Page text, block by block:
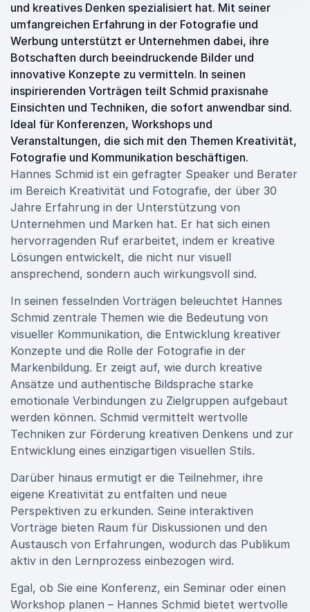
und kreatives Denken spezialisiert hat. Mit seiner
umfangreichen Erfahrung in der Fotografie und
Werbung unterstützt er Unternehmen dabei, ihre
Botschaften durch beeindruckende Bilder und
innovative Konzepte zu vermitteln. In seinen
inspirierenden Vorträgen teilt Schmid praxisnahe
Einsichten und Techniken, die sofort anwendbar sind.
Ideal für Konferenzen, Workshops und
Veranstaltungen, die sich mit den Themen Kreativität,
Fotografie und Kommunikation beschäftigen.
Hannes Schmid ist ein gefragter Speaker und Berater
im Bereich Kreativität und Fotografie, der über 30
Jahre Erfahrung in der Unterstützung von
Unternehmen und Marken hat. Er hat sich einen
hervorragenden Ruf erarbeitet, indem er kreative
Lösungen entwickelt, die nicht nur visuell
ansprechend, sondern auch wirkungsvoll sind.
In seinen fesselnden Vorträgen beleuchtet Hannes
Schmid zentrale Themen wie die Bedeutung von
visueller Kommunikation, die Entwicklung kreativer
Konzepte und die Rolle der Fotografie in der
Markenbildung. Er zeigt auf, wie durch kreative
Ansätze und authentische Bildsprache starke
emotionale Verbindungen zu Zielgruppen aufgebaut
werden können. Schmid vermittelt wertvolle
Techniken zur Förderung kreativen Denkens und zur
Entwicklung eines einzigartigen visuellen Stils.
Darüber hinaus ermutigt er die Teilnehmer, ihre
eigene Kreativität zu entfalten und neue
Perspektiven zu erkunden. Seine interaktiven
Vorträge bieten Raum für Diskussionen und den
Austausch von Erfahrungen, wodurch das Publikum
aktiv in den Lernprozess einbezogen wird.
Egal, ob Sie eine Konferenz, ein Seminar oder einen
Workshop planen – Hannes Schmid bietet wertvolle